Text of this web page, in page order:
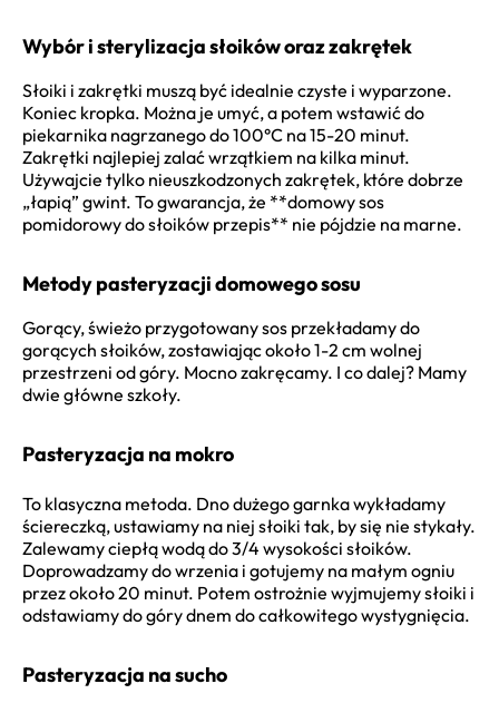
Wybór i sterylizacja słoików oraz zakrętek
Słoiki i zakrętki muszą być idealnie czyste i wyparzone.
Koniec kropka. Można je umyć, a potem wstawić do
piekarnika nagrzanego do 100°C na 15-20 minut.
Zakrętki najlepiej zalać wrzątkiem na kilka minut.
Używajcie tylko nieuszkodzonych zakrętek, które dobrze
„łapią” gwint. To gwarancja, że **domowy sos
pomidorowy do słoików przepis** nie pójdzie na marne.
Metody pasteryzacji domowego sosu
Gorący, świeżo przygotowany sos przekładamy do
gorących słoików, zostawiając około 1-2 cm wolnej
przestrzeni od góry. Mocno zakręcamy. I co dalej? Mamy
dwie główne szkoły.
Pasteryzacja na mokro
To klasyczna metoda. Dno dużego garnka wykładamy
ściereczką, ustawiamy na niej słoiki tak, by się nie stykały.
Zalewamy ciepłą wodą do 3/4 wysokości słoików.
Doprowadzamy do wrzenia i gotujemy na małym ogniu
przez około 20 minut. Potem ostrożnie wyjmujemy słoiki i
odstawiamy do góry dnem do całkowitego wystygnięcia.
Pasteryzacja na sucho